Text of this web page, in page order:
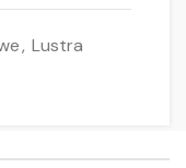
, Lustra